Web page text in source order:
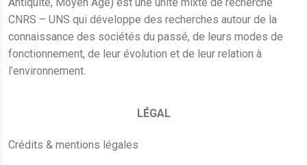
CNRS – UNS qui développe des recherches autour de la
connaissance des sociétés du passé, de leurs modes de
fonctionnement, de leur évolution et de leur relation à
l’environnement.
LÉGAL
Crédits & mentions légales